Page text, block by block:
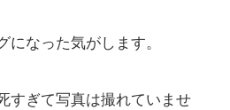
になった気がします。
すぎて写真は撮れていませ